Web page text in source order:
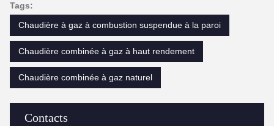
Contacts
Tags:
Chaudière à gaz à combustion suspendue à la paroi
Chaudière combinée à gaz à haut rendement
Chaudière combinée à gaz naturel